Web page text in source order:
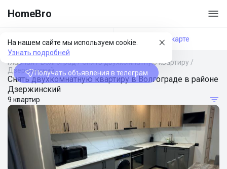
HomeBro
На нашем сайте мы используем cookie.
Узнать подробней
Получать объявления в телеграм
Фильтры На карте
Главная/Волгоград/Снять двухкомнатную квартиру /
Дзержинский
Снять двухкомнатную квартиру в Волгограде в районе
Дзержинский
9 квартир